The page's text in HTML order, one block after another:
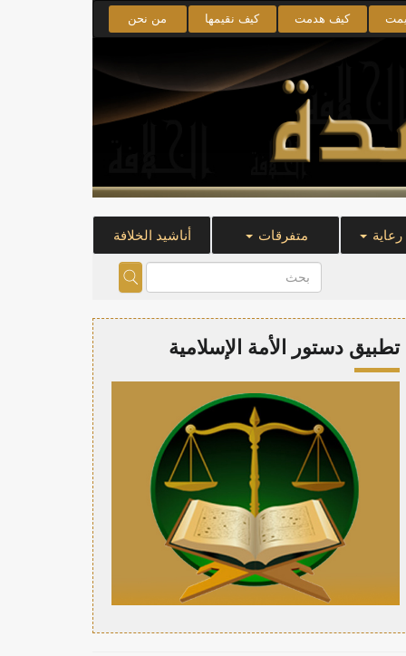
كيف هدمت كيف نقيمها من نحن
متفرقات أناشيد الخلافة
تطبيق دستور الأمة الإسلامية